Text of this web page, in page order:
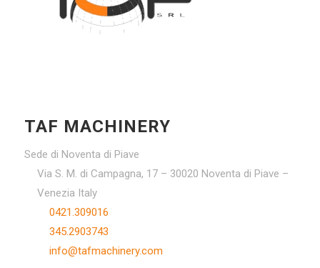
TAF MACHINERY
Sede di Noventa di Piave
Via S. M. di Campagna, 17 – 30020 Noventa di Piave –
Venezia Italy
0421.309016
345.2903743
info@tafmachinery.com